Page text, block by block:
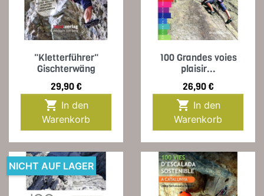
"Kletterführer"
Gischterwäng
Preis
29,90 €

Warenkorb
100 Grandes voies
plaisir...
Preis
26,90 €

Warenkorb
NICHT AUF LAGER